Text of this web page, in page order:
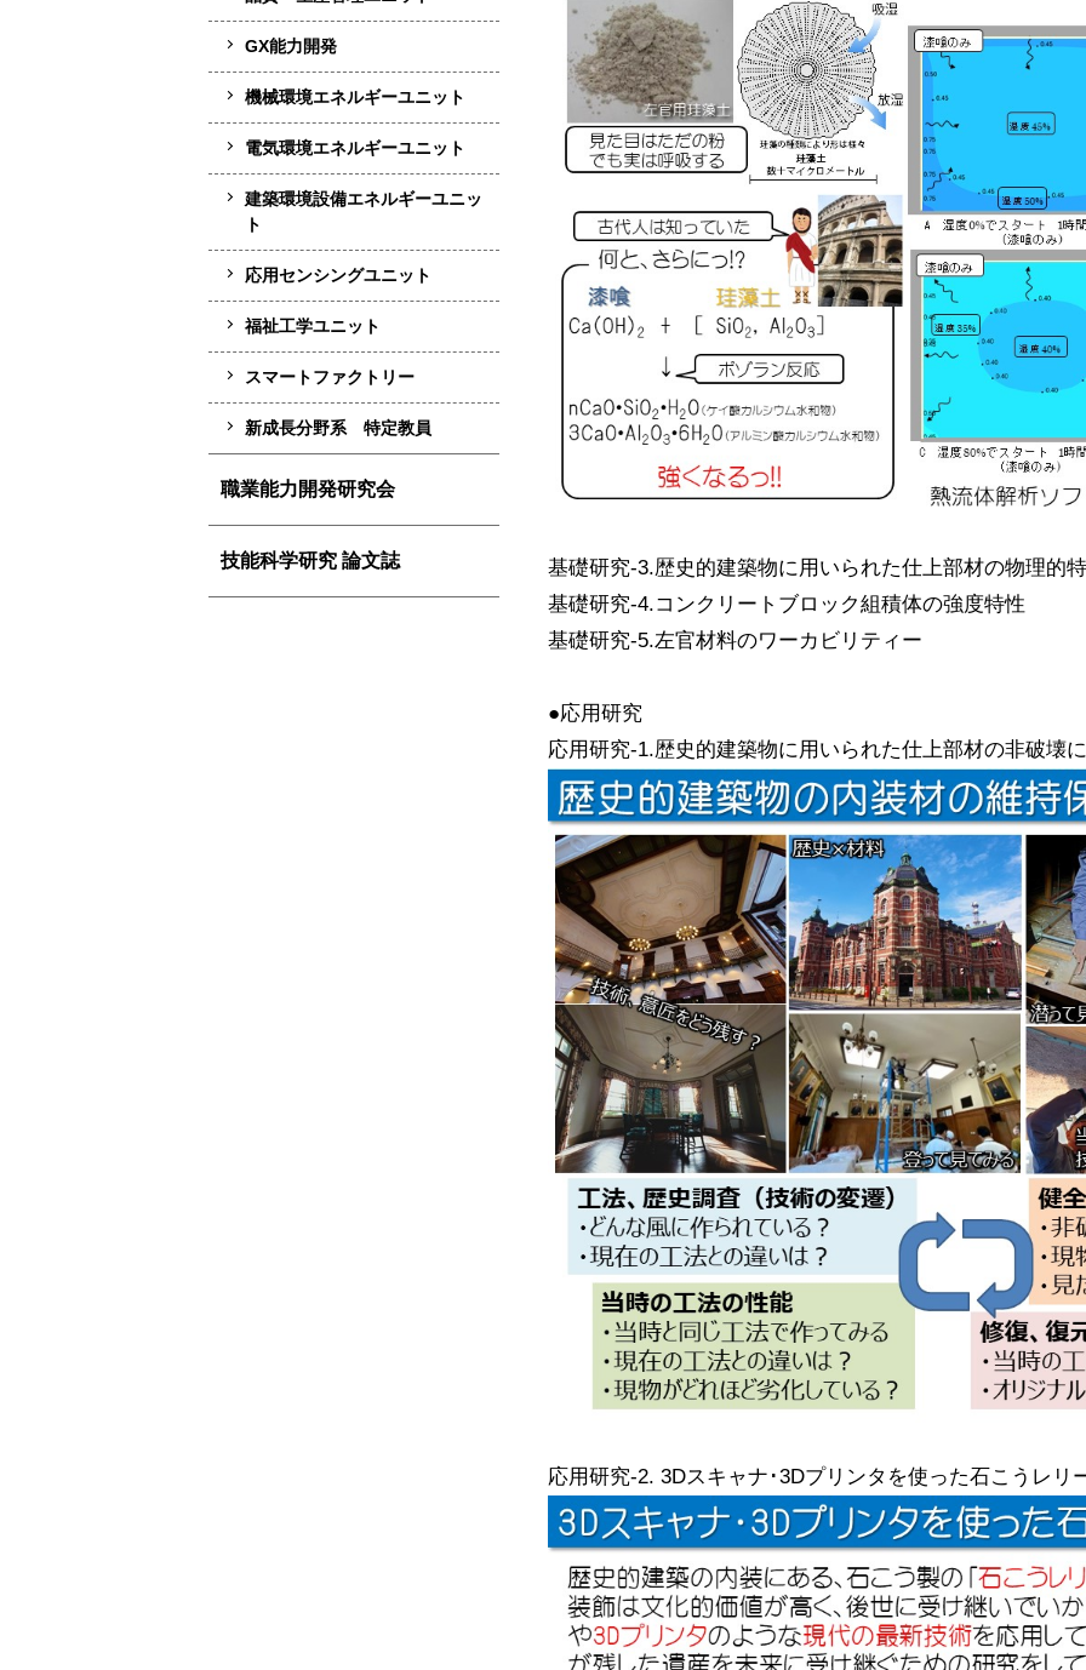
基礎研究-3.歴史的建築物に用いられた仕上部材の物理的
基礎研究-4.コンクリートブロック組積体の強度特性
基礎研究-5.左官材料のワーカビリティー
●応用研究
応用研究-1.歴史的建築物に用いられた仕上部材の非破壊
応用研究-2. 3Dスキャナ･3Dプリンタを使った石こうレリ
GX能力開発
機械環境エネルギーユニット
電気環境エネルギーユニット
建築環境設備エネルギーユニッ
ト
応用センシングユニット
福祉工学ユニット
スマートファクトリー
新成長分野系 特定教員
職業能力開発研究会
技能科学研究 論文誌